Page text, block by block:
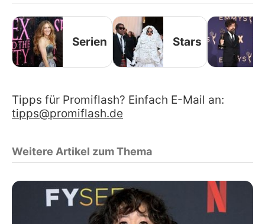
Serien Stars
Tipps für Promiflash? Einfach E-Mail an:
tipps@promiflash.de
Weitere Artikel zum Thema